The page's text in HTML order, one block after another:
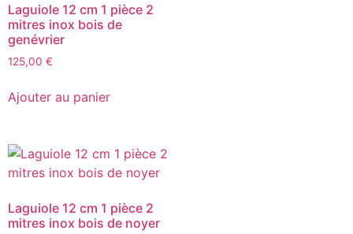
Laguiole 12 cm 1 pièce 2
mitres inox bois de
genévrier
125,00 €
Ajouter au panier
Laguiole 12 cm 1 pièce 2
mitres inox bois de noyer